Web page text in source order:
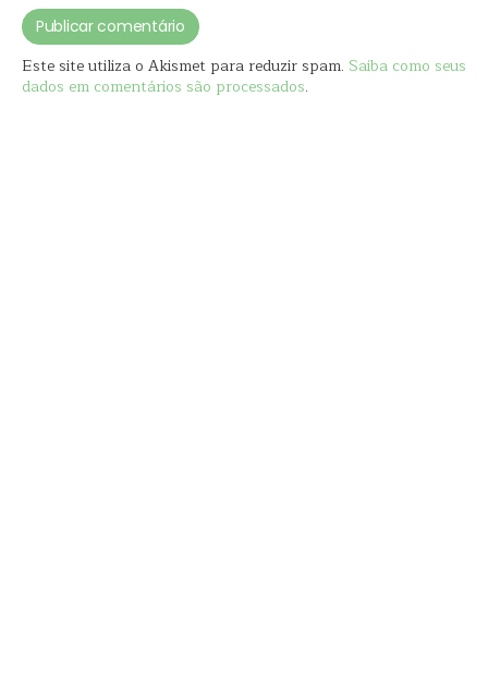
Este site utiliza o Akismet para reduzir spam. Saiba como seus
dados em comentários são processados.